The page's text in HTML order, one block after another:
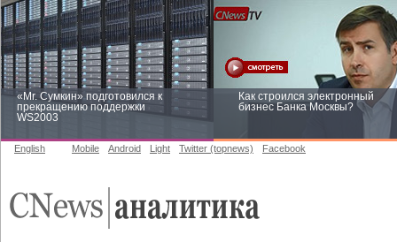
«Mr. Сумкин» подготовился к
прекращению поддержки
WS2003
Как строился электронный
бизнес Банка Москвы?
English Mobile Android Light Twitter (topnews) Facebook